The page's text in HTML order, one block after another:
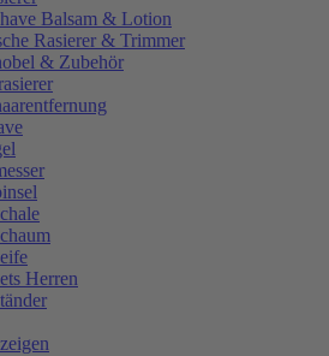
Balsam & Lotion
Rasierer & Trimmer
& Zubehör
Herren